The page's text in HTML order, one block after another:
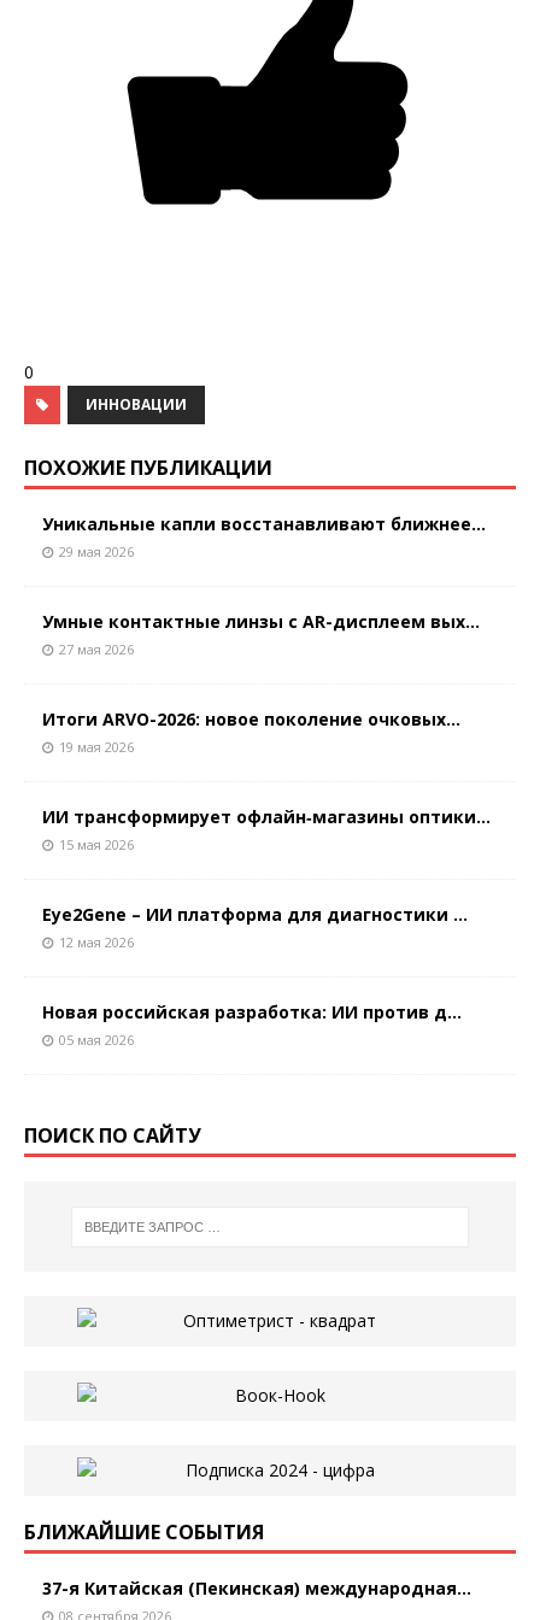
0
ИННОВАЦИИ
ПОХОЖИЕ ПУБЛИКАЦИИ
Уникальные капли восстанавливают ближнее...
29 мая 2026
Умные контактные линзы с AR-дисплеем вых...
27 мая 2026
Итоги ARVO-2026: новое поколение очковых...
19 мая 2026
ИИ трансформирует офлайн‑магазины оптики...
15 мая 2026
Eye2Gene – ИИ платформа для диагностики ...
12 мая 2026
Новая российская разработка: ИИ против д...
05 мая 2026
ПОИСК ПО САЙТУ
БЛИЖАЙШИЕ СОБЫТИЯ
37-я Китайская (Пекинская) международная...
08 сентября 2026